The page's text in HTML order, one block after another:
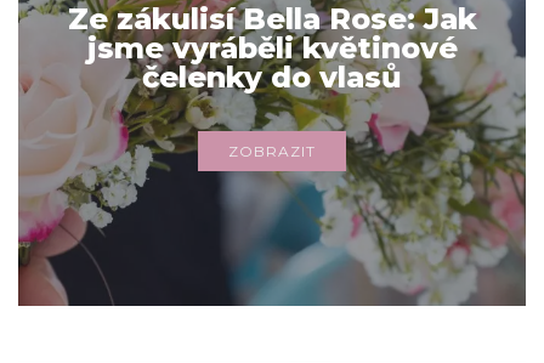
Ze zákulisí Bella Rose: Jak
jsme vyráběli květinové
čelenky do vlasů
ZOBRAZIT